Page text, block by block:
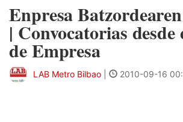
Enpresa
| Convocatorias
de Empresa
LAB Metro Bilbao 2010-09-16